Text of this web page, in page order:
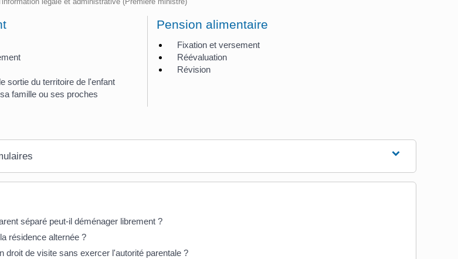
sortie du territoire de l'enfant
famille ou ses proches
Pension alimentaire
Fixation et versement
Réévaluation
Révision
séparé peut-il déménager librement ?
résidence alternée ?
droit de visite sans exercer l'autorité parentale ?